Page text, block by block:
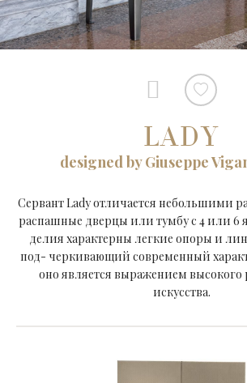
LADY
designed by Giuseppe
Сервант Lady отличается небольшими
распашные дверцы или тумбу с 4 или
делия характерны легкие опоры и
под- черкивающий современный
оно является выражением высокого
искусства.